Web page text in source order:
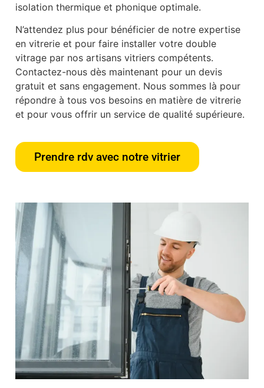
isolation thermique et phonique optimale.
N’attendez plus pour bénéficier de notre expertise
en vitrerie et pour faire installer votre double
vitrage par nos artisans vitriers compétents.
Contactez-nous dès maintenant pour un devis
gratuit et sans engagement. Nous sommes là pour
répondre à tous vos besoins en matière de vitrerie
et pour vous offrir un service de qualité supérieure.
Prendre rdv avec notre vitrier